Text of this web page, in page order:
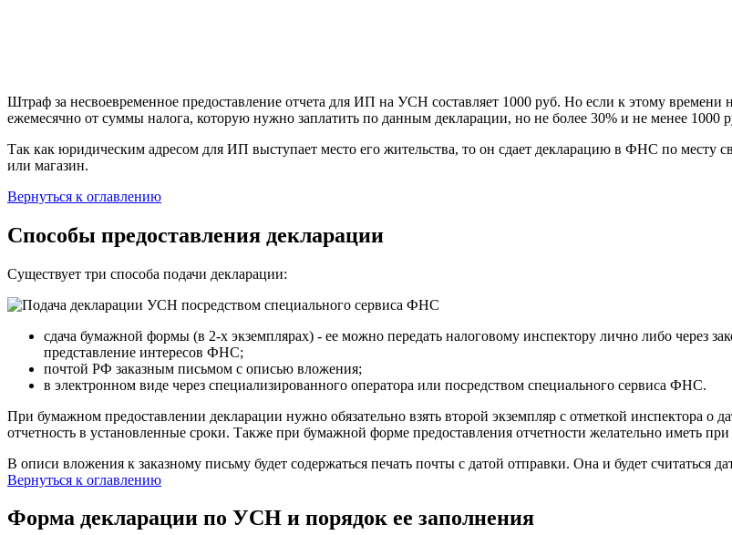
Штраф за несвоевременное предоставление отчета для ИП на УСН составляет 1000 руб. Но если к этому
ежемесячно от суммы налога, которую нужно заплатить по данным декларации, но не более 30% и не менее 1000
Так как юридическим адресом для ИП выступает место его жительства, то он сдает декларацию в ФНС по месту
или магазин.
Вернуться к оглавлению
Способы предоставления декларации
Существует три способа подачи декларации:
сдача бумажной формы (в 2-х экземплярах) - ее можно передать налоговому инспектору лично либо через
представление интересов ФНС;
почтой РФ заказным письмом с описью вложения;
в электронном виде через специализированного оператора или посредством специального сервиса ФНС.
При бумажном предоставлении декларации нужно обязательно взять второй экземпляр с отметкой инспектора о
отчетность в установленные сроки. Также при бумажной форме предоставления отчетности желательно иметь
В описи вложения к заказному письму будет содержаться печать почты с датой отправки. Она и будет считаться
Вернуться к оглавлению
Форма декларации по УСН и порядок ее заполнения